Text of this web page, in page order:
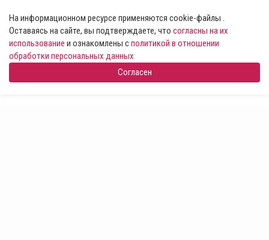
На информационном ресурсе применяются cookie-файлы .
Оставаясь на сайте, вы подтверждаете, что согласны на их
использование и ознакомлены сполитикой в отношении
обработки персональных данных
Согласен